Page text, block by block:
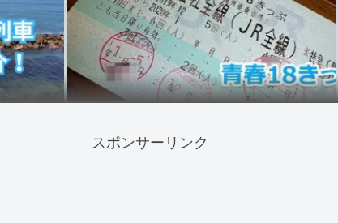
スポンサーリンク